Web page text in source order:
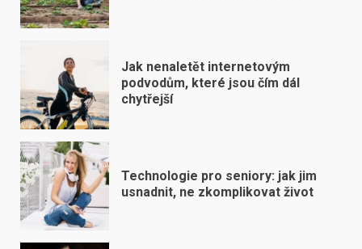
Jak nenaletět internetovým
podvodům, které jsou čím dál
chytřejší
Technologie pro seniory: jak jim
usnadnit, ne zkomplikovat život